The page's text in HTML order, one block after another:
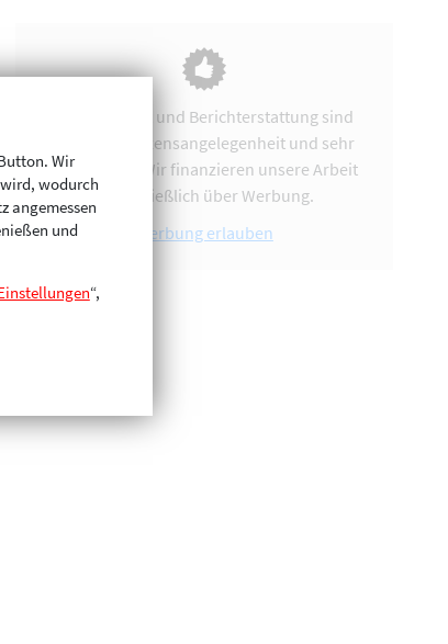
Vereinsarbeit und Berichterstattung sind
uns eine Herzensangelegenheit und sehr
zeitintensiv. Wir finanzieren unsere Arbeit
ausschließlich über Werbung.
Werbung erlauben
Wir
wodurch
angemessen
und
“,